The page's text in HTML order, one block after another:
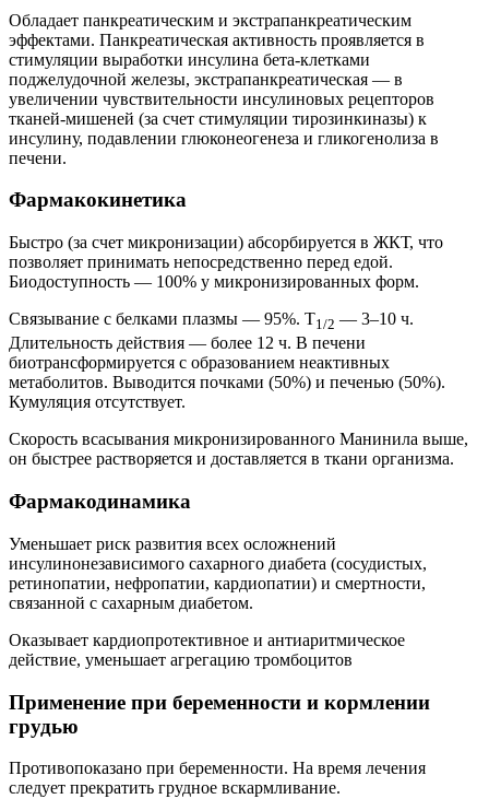
Обладает панкреатическим и экстрапанкреатическим
эффектами. Панкреатическая активность проявляется в
стимуляции выработки инсулина бета-клетками
поджелудочной железы, экстрапанкреатическая — в
увеличении чувствительности инсулиновых рецепторов
тканей-мишеней (за счет стимуляции тирозинкиназы) к
инсулину, подавлении глюконеогенеза и гликогенолиза в
печени.
Фармакокинетика
Быстро (за счет микронизации) абсорбируется в ЖКТ, что
позволяет принимать непосредственно перед едой.
Биодоступность — 100% у микронизированных форм.
Связывание с белками плазмы — 95%. T1/2 — 3–10 ч.
Длительность действия — более 12 ч. В печени
биотрансформируется с образованием неактивных
метаболитов. Выводится почками (50%) и печенью (50%).
Кумуляция отсутствует.
Скорость всасывания микронизированного Манинила выше,
он быстрее растворяется и доставляется в ткани организма.
Фармакодинамика
Уменьшает риск развития всех осложнений
инсулинонезависимого сахарного диабета (сосудистых,
ретинопатии, нефропатии, кардиопатии) и смертности,
связанной с сахарным диабетом.
Оказывает кардиопротективное и антиаритмическое
действие, уменьшает агрегацию тромбоцитов
Применение при беременности и кормлении
грудью
Противопоказано при беременности. На время лечения
следует прекратить грудное вскармливание.